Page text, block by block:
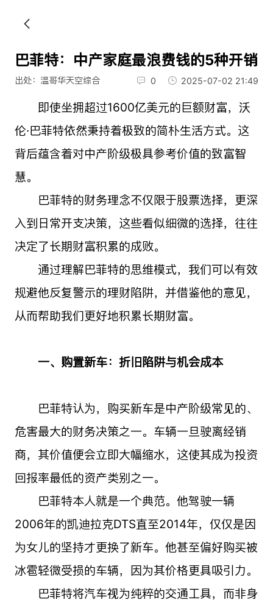
巴菲特：中产家庭最浪费钱的5种开销
出处：温哥华天空综合 0 2025-07-02 21:49
即使坐拥超过1600亿美元的巨额财富，沃
伦·巴菲特依然秉持着极致的简朴生活方式。这
背后蕴含着对中产阶级极具参考价值的致富智
慧。
巴菲特的财务理念不仅限于股票选择，更深
入到日常开支决策，这些看似细微的选择，往往
决定了长期财富积累的成败。
通过理解巴菲特的思维模式，我们可以有效
规避他反复警示的理财陷阱，并借鉴他的意见，
从而帮助我们更好地积累长期财富。
一、购置新车：折旧陷阱与机会成本
巴菲特认为，购买新车是中产阶级常见的、
危害最大的财务决策之一。车辆一旦驶离经销
商，其价值便会立即大幅缩水，这使其成为投资
回报率最低的资产类别之一。
巴菲特本人就是一个典范。他驾驶一辆
2006年的凯迪拉克DTS直至2014年，仅仅是因
为女儿的坚持才更换了新车。他甚至偏好购买被
冰雹轻微受损的车辆，因为其价格更具吸引力。
巴菲特将汽车视为纯粹的交通工具，而非身